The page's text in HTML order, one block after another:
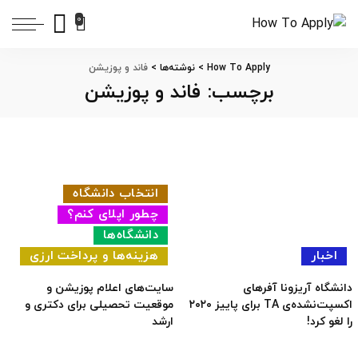
0
How To Apply
>نوشته‌ها >فاند و پوزیشن
برچسب: فاند و پوزیشن
اخبار
دانشگاه آریزونا آفرهای
اکسپت‌نشده‌ی TA برای پاییز ۲۰۲۰
را لغو کرد!
انتخاب دانشگاه
چطور اپلای کنم؟
دانشگاه‌ها
هزینه‌ها و پرداخت ارزی
سایت‌های اعلام پوزیشن و
موقعیت تحصیلی برای دکتری و
ارشد